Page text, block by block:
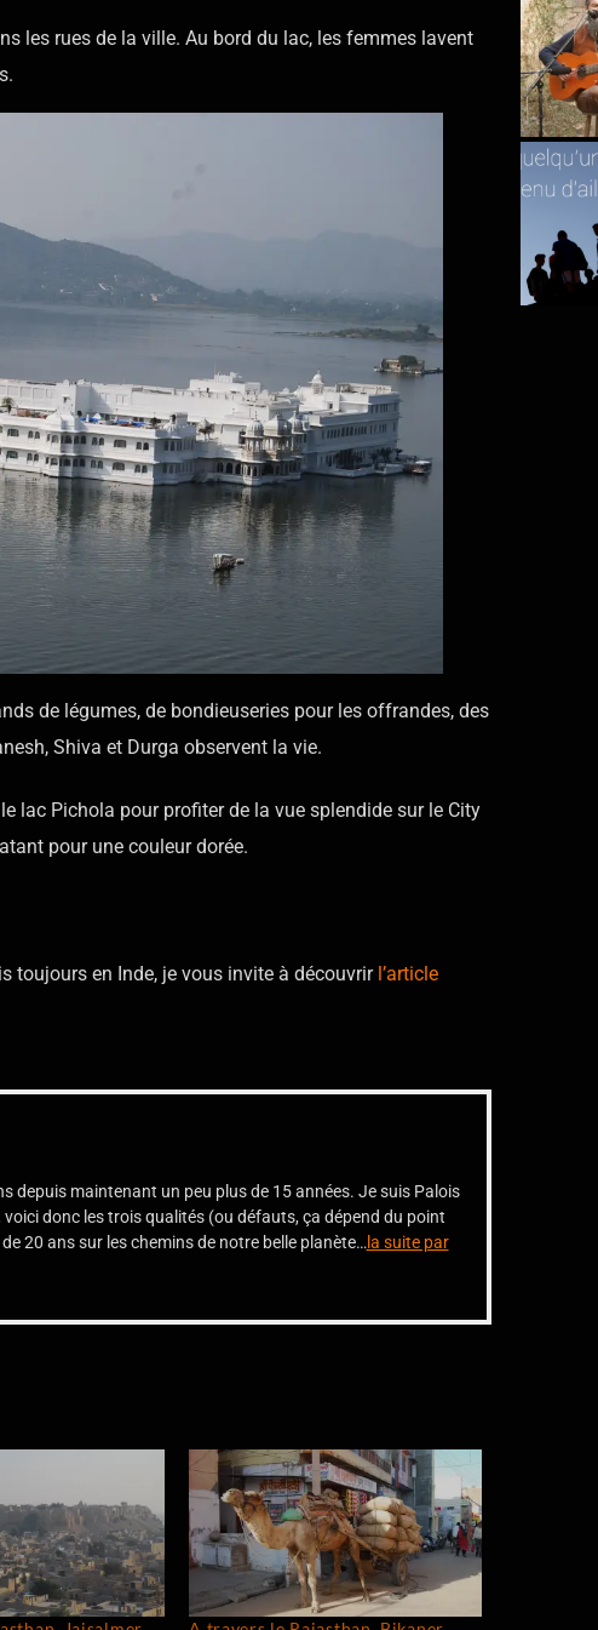
les rues de la ville. Au bord du lac, les femmes lavent
de légumes, de bondieuseries pour les offrandes, des
Shiva et Durga observent la vie.
lac Pichola pour profiter de la vue splendide sur le City
pour une couleur dorée.
toujours en Inde, je vous invite à découvrir l’article
depuis maintenant un peu plus de 15 années. Je suis Palois
donc les trois qualités (ou défauts, ça dépend du point
20 ans sur les chemins de notre belle planète… la suite par